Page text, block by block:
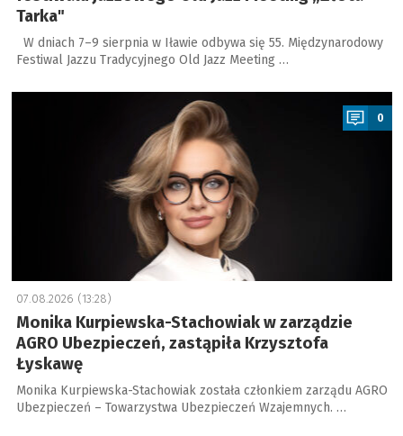
Tarka"
W dniach 7–9 sierpnia w Iławie odbywa się 55. Międzynarodowy
Festiwal Jazzu Tradycyjnego Old Jazz Meeting …
a
0
07.08.2026 (13:28)
Monika Kurpiewska-Stachowiak w zarządzie
AGRO Ubezpieczeń, zastąpiła Krzysztofa
Łyskawę
Monika Kurpiewska-Stachowiak została członkiem zarządu AGRO
Ubezpieczeń – Towarzystwa Ubezpieczeń Wzajemnych. …